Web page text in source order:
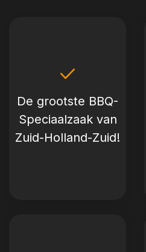
De grootste BBQ-
Speciaalzaak van
Zuid-Holland-Zuid!